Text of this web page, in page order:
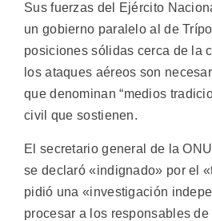
Sus fuerzas del Ejército
un gobierno paralelo al de
posiciones sólidas cerca de la
los ataques aéreos son
que denominan “medios
civil que sostienen.
El secretario general de la
se declaró «indignado» por el
pidió una «investigación
procesar a los responsables